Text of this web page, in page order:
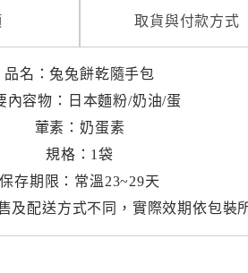
取貨與付款方式
品名：兔兔餅乾隨手包
內容物：日本麵粉/奶油/蛋
葷素：奶蛋素
規格：1袋
保存期限：常溫23~29天
及配送方式不同，實際效期依包裝